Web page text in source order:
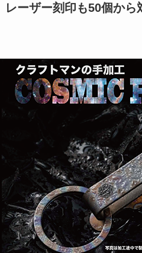
レーザー刻印も50個か